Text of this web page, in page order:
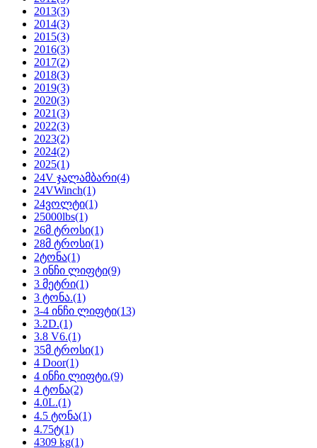
2013(3)
2014(3)
2015(3)
2016(3)
2017(2)
2018(3)
2019(3)
2020(3)
2021(3)
2022(3)
2023(2)
2024(2)
2025(1)
24V ჯალამბარი(4)
24VWinch(1)
24ვოლტი(1)
25000lbs(1)
26მ ტროსი(1)
28მ ტროსი(1)
2ტონა(1)
3 ინჩი ლიფტი(9)
3 მეტრი(1)
3 ტონა.(1)
3-4 ინჩი ლიფტი(13)
3.2D.(1)
3.8 V6.(1)
35მ ტროსი(1)
4 Door(1)
4 ინჩი ლიფტი.(9)
4 ტონა(2)
4.0L.(1)
4.5 ტონა(1)
4.75ტ(1)
4309 kg(1)